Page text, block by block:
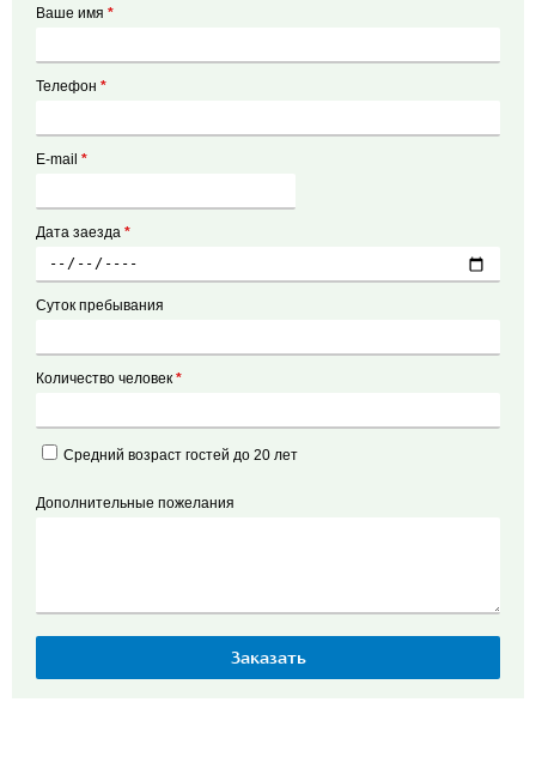
Ваше имя *
Телефон *
E-mail *
Дата заезда *
Суток пребывания
Количество человек *
Средний возраст гостей до 20 лет
Дополнительные пожелания